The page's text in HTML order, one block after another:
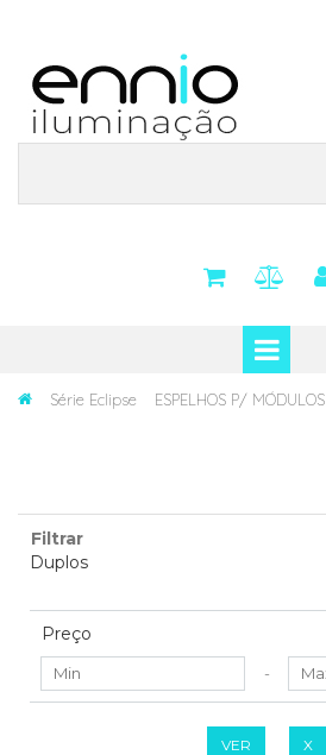
Série Eclipse ESPELHOS P/ MÓDULOS
Filtrar
Duplos
Preço
-
VER X